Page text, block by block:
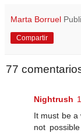
Marta Borruel
Compartir
77
Nightrush
It must be a
not